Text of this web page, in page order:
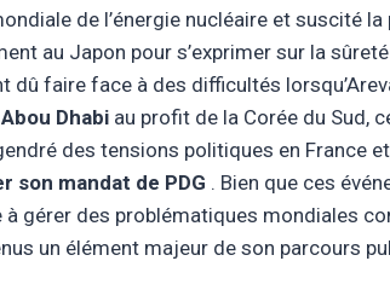
de l’énergie nucléaire et suscité
au Japon pour s’exprimer sur la
dû faire face à des difficultés
Dhabi au profit de la Corée du Sud,
des tensions politiques en France
son mandat de PDG . Bien que ces
à gérer des problématiques mondiales
un élément majeur de son parcours